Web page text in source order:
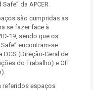
da APCER.
são cumpridas as
se fazer face à
19, sendo que os
encontram-se
(Direção-Geral de
do Trabalho) e OIT
referidos espaços